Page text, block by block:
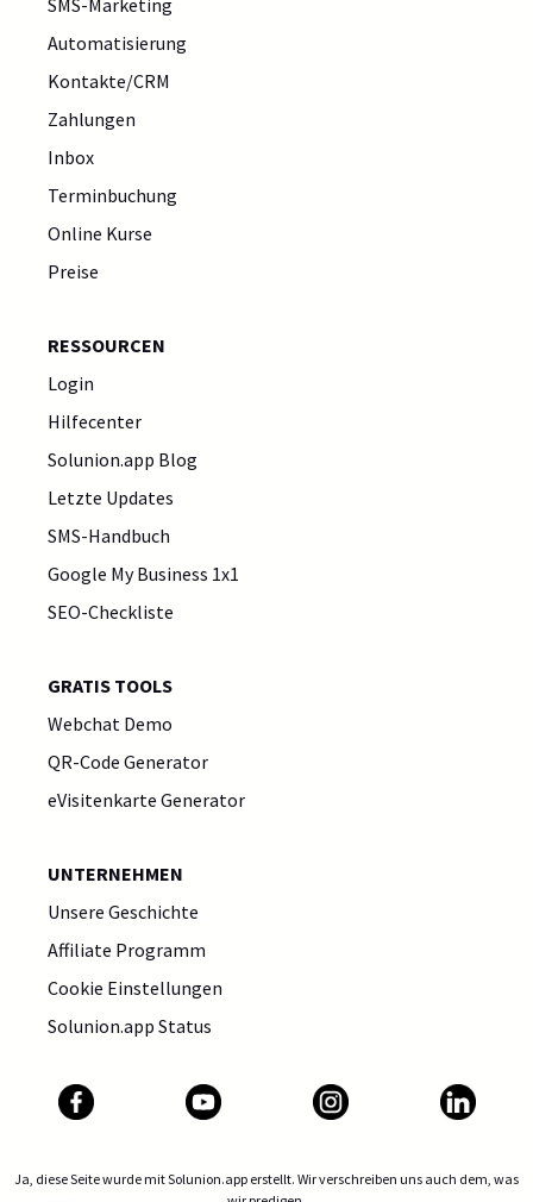
SMS-Marketing
Automatisierung
Kontakte/CRM
Zahlungen
Inbox
Terminbuchung
Online Kurse
Preise
RESSOURCEN
Login
Hilfecenter
Solunion.app Blog
Letzte Updates
SMS-Handbuch
Google My Business 1x1
SEO-Checkliste
GRATIS TOOLS
Webchat Demo
QR-Code Generator
eVisitenkarte Generator
UNTERNEHMEN
Unsere Geschichte
Affiliate Programm
Cookie Einstellungen
Solunion.app Status
Ja, diese Seite wurde mit Solunion.app erstellt. Wir verschreiben uns auch dem, was